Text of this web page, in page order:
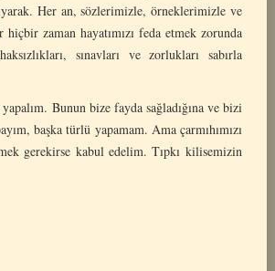
Her an, sözlerimizle, örneklerimizle ve
zaman hayatımızı feda etmek zorunda
sınavları ve zorlukları sabırla
Bunun bize fayda sağladığına ve bizi
başka türlü yapamam. Ama çarmıhımızı
gerekirse kabul edelim. Tıpkı kilisemizin